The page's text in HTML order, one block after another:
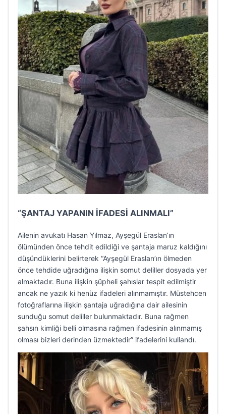
“ŞANTAJ YAPANIN İFADESİ ALINMALI”
Ailenin avukatı Hasan Yılmaz, Ayşegül Eraslan’ın
ölümünden önce tehdit edildiği ve şantaja maruz kaldığını
düşündüklerini belirterek “Ayşegül Eraslan’ın ölmeden
önce tehdide uğradığına ilişkin somut deliller dosyada yer
almaktadır. Buna ilişkin şüpheli şahıslar tespit edilmiştir
ancak ne yazık ki henüz ifadeleri alınmamıştır. Müstehcen
fotoğraflarına ilişkin şantaja uğradığına dair ailesinin
sunduğu somut deliller bulunmaktadır. Buna rağmen
şahsın kimliği belli olmasına rağmen ifadesinin alınmamış
olması bizleri derinden üzmektedir” ifadelerini kullandı.